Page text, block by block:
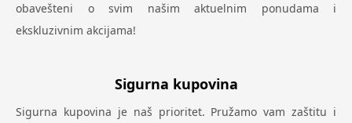
obavešteni o svim našim aktuelnim ponudama i
ekskluzivnim akcijama!
Sigurna kupovina
Sigurna kupovina je naš prioritet. Pružamo vam zaštitu i